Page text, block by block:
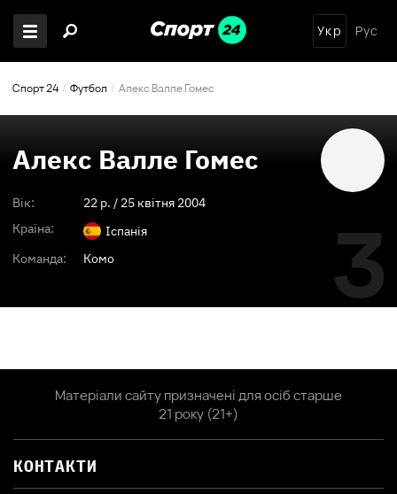
Укр Рус
Спорт 24 Футбол Алекс Валле Гомес
Алекс Валле Гомес
Вік: 22 p. / 25 квітня 2004
Країна:
Іспанія
Команда:
Комо 3
Матеріали сайту призначені для осіб старше
21 року (21+)
КОНТАКТИ